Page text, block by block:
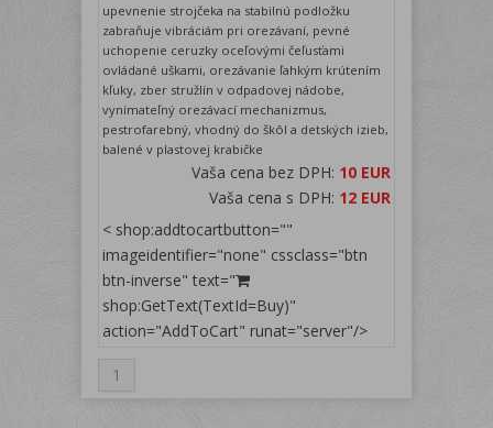
upevnenie strojčeka na stabilnú podložku
zabraňuje vibráciám pri orezávaní, pevné
uchopenie ceruzky oceľovými čeľusťami
ovládané uškami, orezávanie ľahkým krútením
kľuky, zber stružlín v odpadovej nádobe,
vynímateľný orezávací mechanizmus,
pestrofarebný, vhodný do škôl a detských izieb,
balené v plastovej krabičke
Vaša cena bez DPH: 10 EUR
Vaša cena s DPH: 12 EUR
< shop:addtocartbutton=""
imageidentifier="none" cssclass="btn
btn-inverse" text="
shop:GetText(TextId=Buy)"
action="AddToCart" runat="server"/>
1